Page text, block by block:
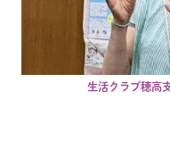
生活クラブ穂高